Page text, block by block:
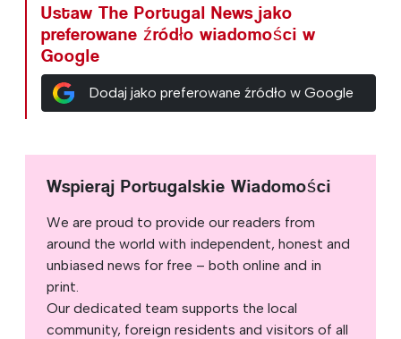
Ustaw The Portugal News jako
preferowane źródło wiadomości w
Google
Dodaj jako preferowane źródło w Google
Wspieraj Portugalskie Wiadomości
We are proud to provide our readers from
around the world with independent, honest and
unbiased news for free – both online and in
print.
Our dedicated team supports the local
community, foreign residents and visitors of all